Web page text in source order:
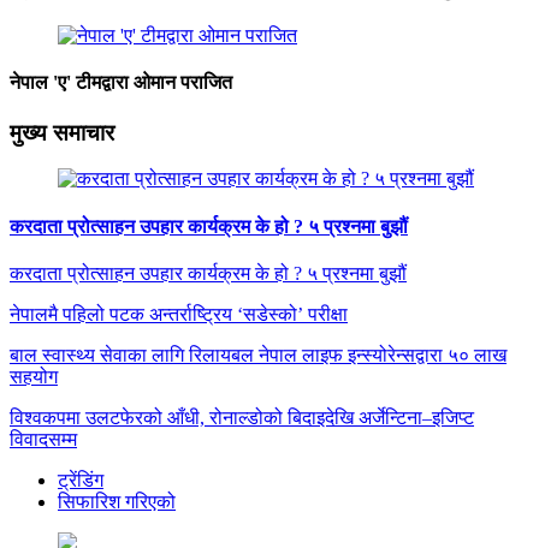
नेपाल 'ए' टीमद्वारा ओमान पराजित
मुख्य समाचार
करदाता प्रोत्साहन उपहार कार्यक्रम के हो ? ५ प्रश्नमा बुझौं
करदाता प्रोत्साहन उपहार कार्यक्रम के हो ? ५ प्रश्नमा बुझौं
नेपालमै पहिलो पटक अन्तर्राष्ट्रिय ‘सडेस्को’ परीक्षा
बाल स्वास्थ्य सेवाका लागि रिलायबल नेपाल लाइफ इन्स्योरेन्सद्वारा ५० लाख
सहयोग
विश्वकपमा उलटफेरको आँधी, रोनाल्डोको बिदाइदेखि अर्जेन्टिना–इजिप्ट
विवादसम्म
ट्रेंडिंग
सिफारिश गरिएको